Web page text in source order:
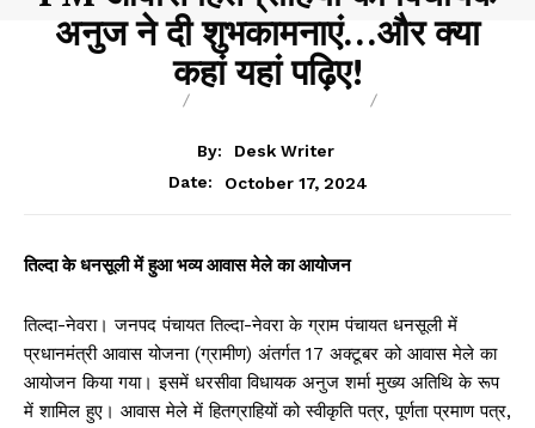
अनुज ने दी शुभकामनाएं…और क्या
कहां यहां पढ़िए!
By:
Desk Writer
Date:
October 17, 2024
तिल्दा के धनसूली में हुआ भव्य आवास मेले का आयोजन
तिल्दा-नेवरा। जनपद पंचायत तिल्दा-नेवरा के ग्राम पंचायत धनसूली में
प्रधानमंत्री आवास योजना (ग्रामीण) अंतर्गत 17 अक्टूबर को आवास मेले का
आयोजन किया गया। इसमें धरसीवा विधायक अनुज शर्मा मुख्य अतिथि के रूप
में शामिल हुए। आवास मेले में हितग्राहियों को स्वीकृति पत्र, पूर्णता प्रमाण पत्र,